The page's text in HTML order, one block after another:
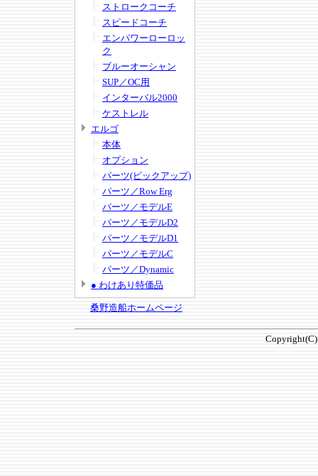
ストロークコーチ
スピードコーチ
エンパワーローロッ
ク
ブルーオーシャン
SUP／OC用
インターバル2000
ケストレル
エルゴ
本体
オプション
パーツ(ピックアップ)
パーツ／Row Erg
パーツ／モデルE
パーツ／モデルD2
パーツ／モデルD1
パーツ／モデルC
パーツ／Dynamic
● わけあり特価品
桑野造船ホームページ